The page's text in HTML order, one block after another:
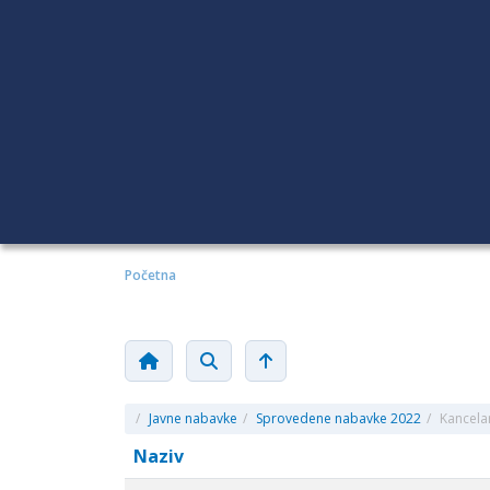
Početna
/ Javne nabavke / Sprovedene nabavke 2022 /
Naziv